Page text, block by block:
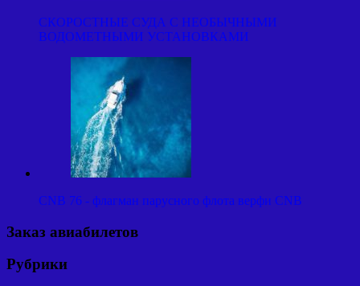
СКОРОСТНЫЕ СУДА С НЕОБЫЧНЫМИ
ВОДОМЕТНЫМИ УСТАНОВКАМИ
CNB 76 - флагман парусного флота верфи CNB
Заказ авиабилетов
Рубрики